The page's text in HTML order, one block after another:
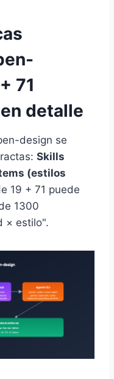
71
detalle
design se
Skills
(estilos
19 + 71 puede
1300
× estilo".